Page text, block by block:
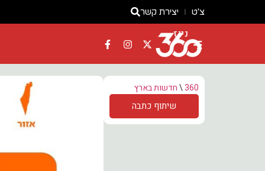
צ'ט יצירת קשר
ניוז
360
\חדשות בארץ
שיתוף כתבה